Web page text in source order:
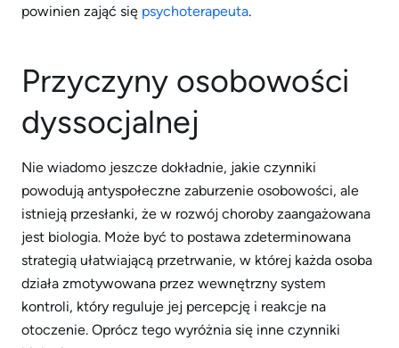
powinien zająć się psychoterapeuta.
Przyczyny osobowości
dyssocjalnej
Nie wiadomo jeszcze dokładnie, jakie czynniki
powodują antyspołeczne zaburzenie osobowości, ale
istnieją przesłanki, że w rozwój choroby zaangażowana
jest biologia. Może być to postawa zdeterminowana
strategią ułatwiającą przetrwanie, w której każda osoba
działa zmotywowana przez wewnętrzny system
kontroli, który reguluje jej percepcję i reakcje na
otoczenie. Oprócz tego wyróżnia się inne czynniki